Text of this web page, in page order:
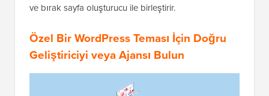
ve bırak sayfa oluşturucu ile birleştirir.
Özel Bir WordPress Teması İçin Doğru
Geliştiriciyi veya Ajansı Bulun